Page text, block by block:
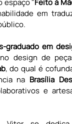
espaço "Feito à
em
graduado em
design de
, do qual é
na Brasília
e